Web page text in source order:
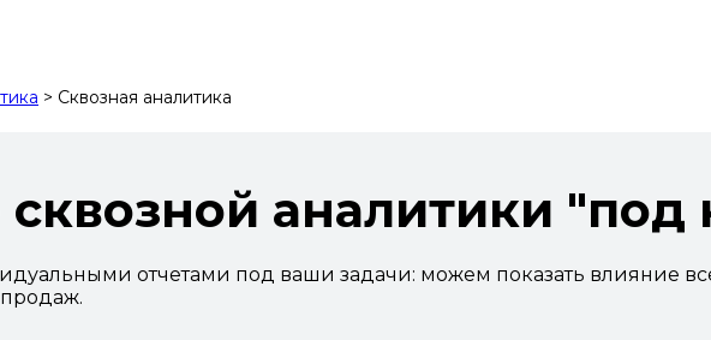
> Сквозная аналитика
аналитики "под
отчетами под ваши задачи: можем показать влияние